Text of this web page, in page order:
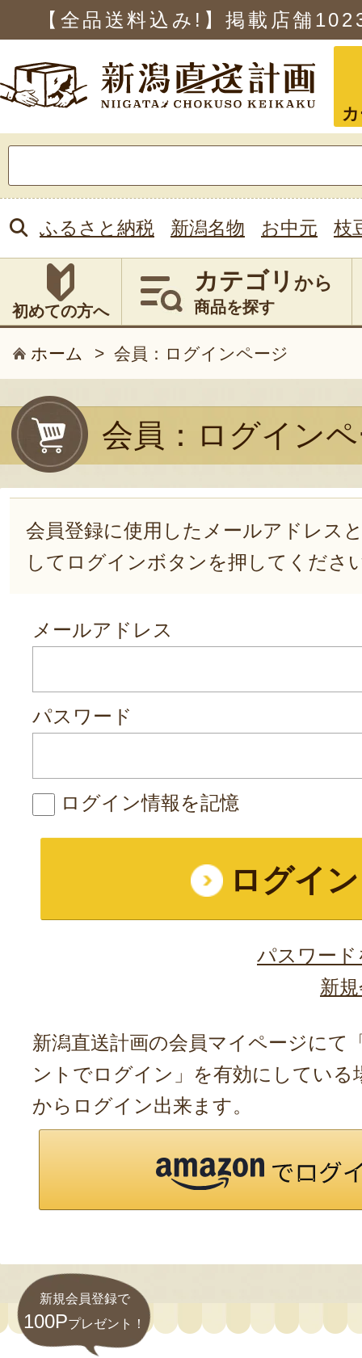
【全品送料込み!】掲載店舗
索:
ふるさと納税 新潟名物 お中元 枝
初めての方へ
カテゴリ から
商品を探す
ホーム > 会員：ログインページ
会員：ログイン
会員登録に使用したメールアドレス
してログインボタンを押してくださ
メールアドレス
パスワード
ログイン情報を記憶
パスワー
新
新潟直送計画の会員マイページにて
ントでログイン」を有効にしている
からログイン出来ます。
新規会員登録で
100Pプレゼント！